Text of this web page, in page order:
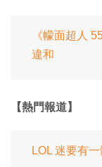
《幪面超人
違和
【熱門報道】
LOL 迷要有